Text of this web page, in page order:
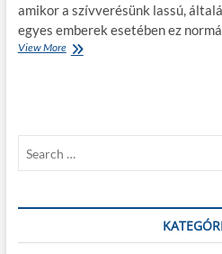
i
amikor a szívverésünk lassú,
egyes emberek esetében ez
View MoreM
ü
,
a